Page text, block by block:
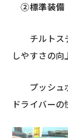
②標準装備
チルトステ
しやすさの向
プッシュボ
ドライバーの